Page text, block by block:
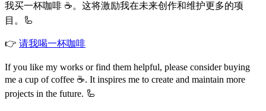
我买一杯咖啡 ☕️。这将激励我在未来创作和维护更多的项
目。🦾
👉 请我喝一杯咖啡
If you like my works or find them helpful, please consider buying
me a cup of coffee ☕️. It inspires me to create and maintain more
projects in the future. 🦾